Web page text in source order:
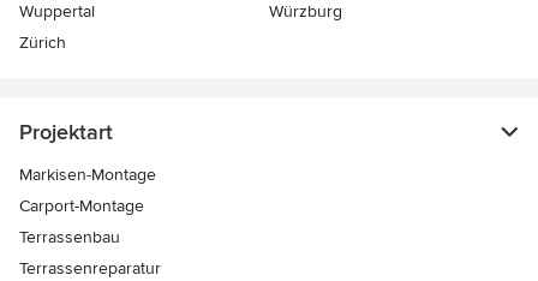
Wuppertal
Würzburg
Zürich
Projektart
Markisen-Montage
Carport-Montage
Terrassenbau
Terrassenreparatur